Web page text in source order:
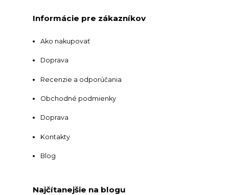
Informácie pre zákazníkov
Ako nakupovať
Doprava
Recenzie a odporúčania
Obchodné podmienky
Doprava
Kontakty
Blog
Najčítanejšie na blogu